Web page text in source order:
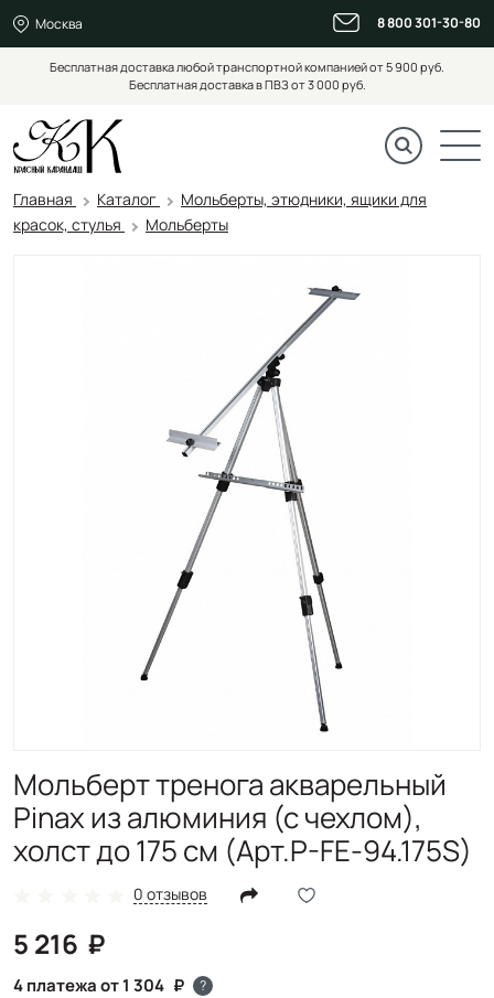
Москва 8 800 301-30-80
Бесплатная доставка любой транспортной компанией от 5 900 руб.
Бесплатная доставка в ПВЗ от 3 000 руб.
Главная Каталог
Мольберты, этюдники, ящики для
красок, стулья
Мольберты
Мольберт тренога акварельный
Pinax из алюминия (с чехлом),
холст до 175 см (Арт.P-FE-94.175S)
0 отзывов
5 216
4 платежа от 1 304 ?